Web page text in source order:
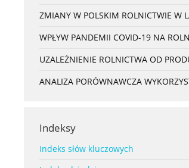
ZMIANY W POLSKIM ROLNICTWIE W
WPŁYW PANDEMII COVID-19 NA
UZALEŻNIENIE ROLNICTWA OD
ANALIZA PORÓWNAWCZA
Indeksy
Indeks słów kluczowych